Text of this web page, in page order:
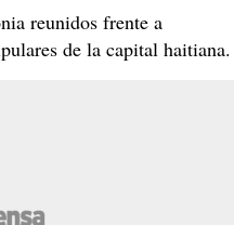
reunidos frente a
de la capital haitiana.